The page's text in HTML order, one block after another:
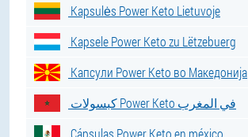
Kapsulės Power Keto Lietuvoje
Kapsele Power Keto zu Lëtzebuerg
Капсули Power Keto во Македонија
كبسولات Power Keto في المغرب
Cápsulas Power Keto en méxico